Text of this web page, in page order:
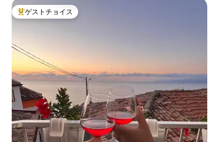
大好評のゲストチョイスです。
ゲストチョイス